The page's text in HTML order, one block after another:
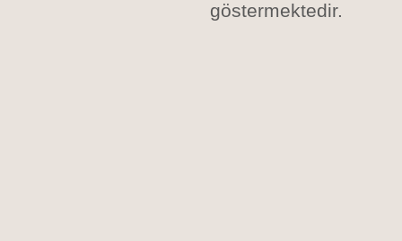
göstermektedir.​